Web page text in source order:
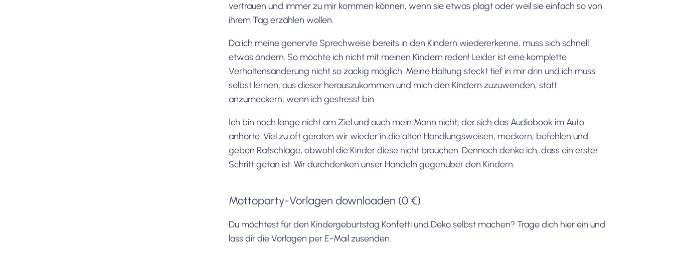
vertrauen und immer zu mir kommen können, wenn sie etwas plagt oder weil sie einfach so von
ihrem Tag erzählen wollen.
Da ich meine genervte Sprechweise bereits in den Kindern wiedererkenne, muss sich schnell
etwas ändern. So möchte ich nicht mit meinen Kindern reden! Leider ist eine komplette
Verhaltensänderung nicht so zackig möglich. Meine Haltung steckt tief in mir drin und ich muss
selbst lernen, aus dieser herauszukommen und mich den Kindern zuzuwenden, statt
anzumeckern, wenn ich gestresst bin.
Ich bin noch lange nicht am Ziel und auch mein Mann nicht, der sich das Audiobook im Auto
anhörte. Viel zu oft geraten wir wieder in die alten Handlungsweisen, meckern, befehlen und
geben Ratschläge, obwohl die Kinder diese nicht brauchen. Dennoch denke ich, dass ein erster
Schritt getan ist: Wir durchdenken unser Handeln gegenüber den Kindern.
Mottoparty-Vorlagen downloaden (0 €)
Du möchtest für den Kindergeburtstag Konfetti und Deko selbst machen? Trage dich hier ein und
lass dir die Vorlagen per E-Mail zusenden.